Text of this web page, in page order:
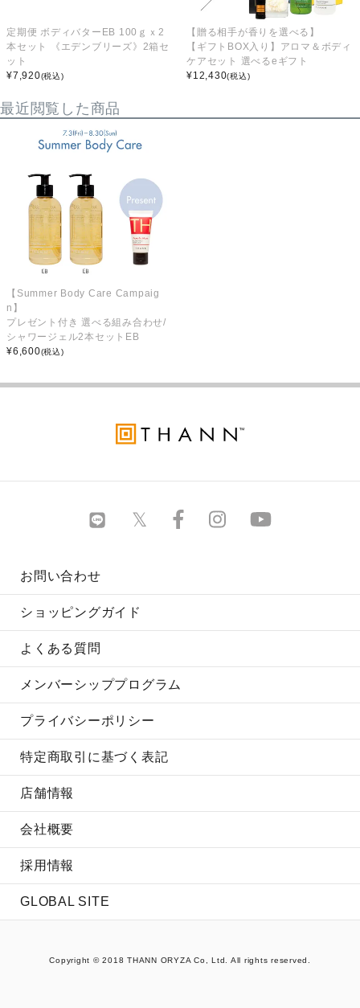
定期便 ボディバターEB 100ｇｘ2
本セット 《エデンブリーズ》2箱セ
ット
¥7,920(税込)
【贈る相手が香りを選べる】
【ギフトBOX入り】アロマ＆ボディ
ケアセット 選べるeギフト
¥12,430(税込)
最近閲覧した商品
【Summer Body Care Campaig
n】
プレゼント付き 選べる組み合わせ/
シャワージェル2本セットEB
¥6,600(税込)
お問い合わせ
ショッピングガイド
よくある質問
メンバーシッププログラム
プライバシーポリシー
特定商取引に基づく表記
店舗情報
会社概要
採用情報
GLOBAL SITE
Copyright © 2018 THANN ORYZA Co, Ltd. All rights reserved.